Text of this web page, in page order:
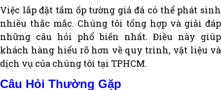
Việc lắp đặt tấm ốp tường giả đá có thể phát sinh
nhiều thắc mắc. Chúng tôi tổng hợp và giải đáp
những câu hỏi phổ biến nhất. Điều này giúp
khách hàng hiểu rõ hơn về quy trình, vật liệu và
dịch vụ của chúng tôi tại TPHCM.
Câu Hỏi Thường Gặp